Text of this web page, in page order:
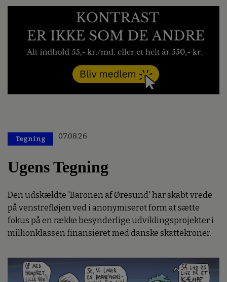
Tegning 07.08.26
Ugens Tegning
Den udskældte 'Baronen af Øresund' har skabt vrede
på venstrefløjen ved i anonymiseret form at sætte
fokus på en række besynderlige udviklingsprojekter i
millionklassen finansieret med danske skattekroner.